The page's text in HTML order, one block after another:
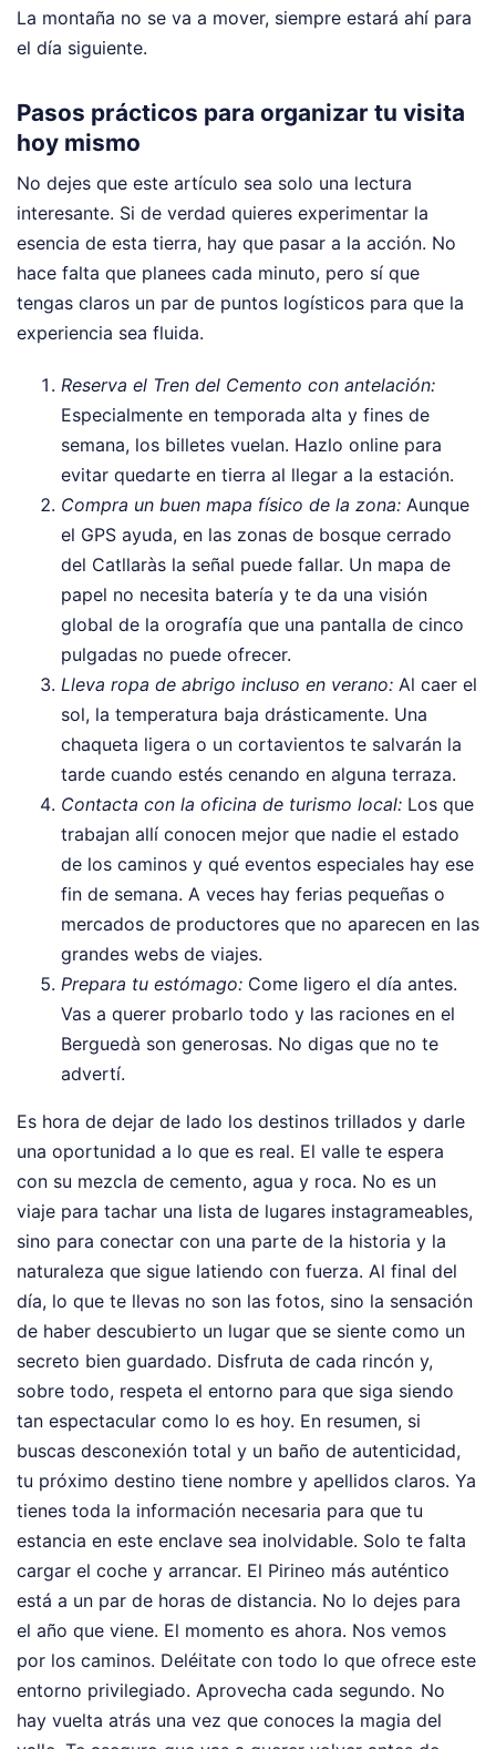
La montaña no se va a mover, siempre estará ahí para
el día siguiente.
Pasos prácticos para organizar tu visita
hoy mismo
No dejes que este artículo sea solo una lectura
interesante. Si de verdad quieres experimentar la
esencia de esta tierra, hay que pasar a la acción. No
hace falta que planees cada minuto, pero sí que
tengas claros un par de puntos logísticos para que la
experiencia sea fluida.
Reserva el Tren del Cemento con antelación:
Especialmente en temporada alta y fines de
semana, los billetes vuelan. Hazlo online para
evitar quedarte en tierra al llegar a la estación.
Compra un buen mapa físico de la zona: Aunque
el GPS ayuda, en las zonas de bosque cerrado
del Catllaràs la señal puede fallar. Un mapa de
papel no necesita batería y te da una visión
global de la orografía que una pantalla de cinco
pulgadas no puede ofrecer.
Lleva ropa de abrigo incluso en verano: Al caer el
sol, la temperatura baja drásticamente. Una
chaqueta ligera o un cortavientos te salvarán la
tarde cuando estés cenando en alguna terraza.
Contacta con la oficina de turismo local: Los que
trabajan allí conocen mejor que nadie el estado
de los caminos y qué eventos especiales hay ese
fin de semana. A veces hay ferias pequeñas o
mercados de productores que no aparecen en las
grandes webs de viajes.
Prepara tu estómago: Come ligero el día antes.
Vas a querer probarlo todo y las raciones en el
Berguedà son generosas. No digas que no te
advertí.
Es hora de dejar de lado los destinos trillados y darle
una oportunidad a lo que es real. El valle te espera
con su mezcla de cemento, agua y roca. No es un
viaje para tachar una lista de lugares instagrameables,
sino para conectar con una parte de la historia y la
naturaleza que sigue latiendo con fuerza. Al final del
día, lo que te llevas no son las fotos, sino la sensación
de haber descubierto un lugar que se siente como un
secreto bien guardado. Disfruta de cada rincón y,
sobre todo, respeta el entorno para que siga siendo
tan espectacular como lo es hoy. En resumen, si
buscas desconexión total y un baño de autenticidad,
tu próximo destino tiene nombre y apellidos claros. Ya
tienes toda la información necesaria para que tu
estancia en este enclave sea inolvidable. Solo te falta
cargar el coche y arrancar. El Pirineo más auténtico
está a un par de horas de distancia. No lo dejes para
el año que viene. El momento es ahora. Nos vemos
por los caminos. Deléitate con todo lo que ofrece este
entorno privilegiado. Aprovecha cada segundo. No
hay vuelta atrás una vez que conoces la magia del